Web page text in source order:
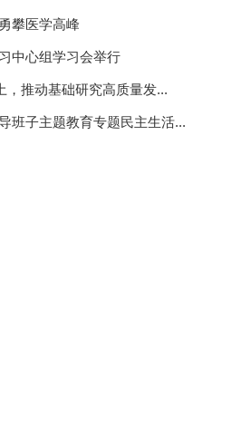
攀医学高峰
中心组学习会举行
，推动基础研究高质量发...
班子主题教育专题民主生活...